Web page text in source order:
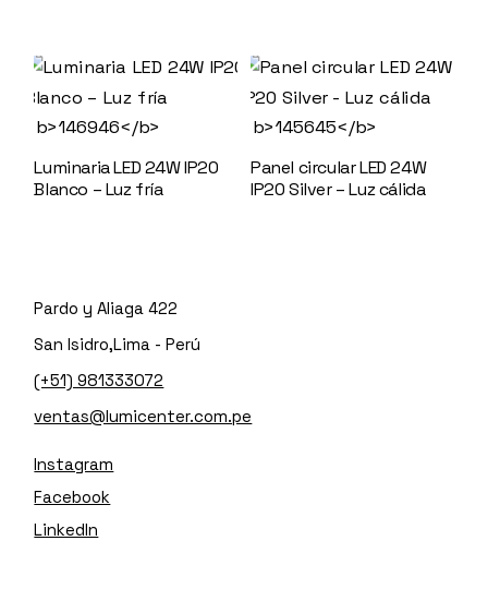
Luminaria LED 24W IP20
Blanco – Luz fría
Panel circular LED 24W
IP20 Silver – Luz cálida
Pardo y Aliaga 422
San Isidro,Lima - Perú
(+51) 981333072
ventas@lumicenter.com.pe
Instagram
Facebook
LinkedIn